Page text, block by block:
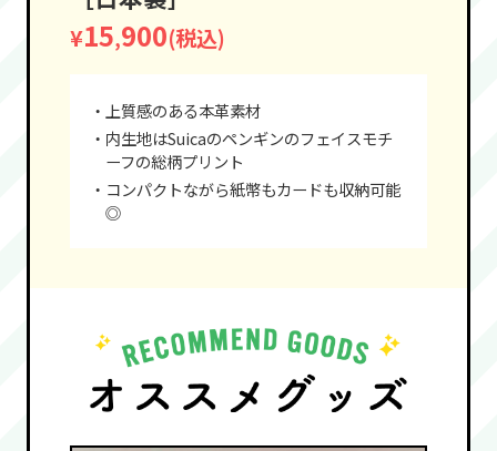
¥15,900(税込)
・上質感のある本革素材
・内生地はSuicaのペンギンのフェイスモチ
ーフの総柄プリント
・コンパクトながら紙幣もカードも収納可能
◎